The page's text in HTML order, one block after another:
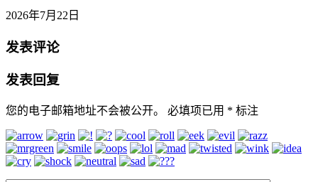
2026年7月22日
发表评论
发表回复
您的电子邮箱地址不会被公开。 必填项已用 * 标注